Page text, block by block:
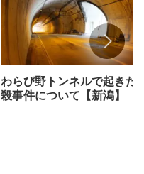
わらび野トンネルで起きた
殺事件について【新潟】